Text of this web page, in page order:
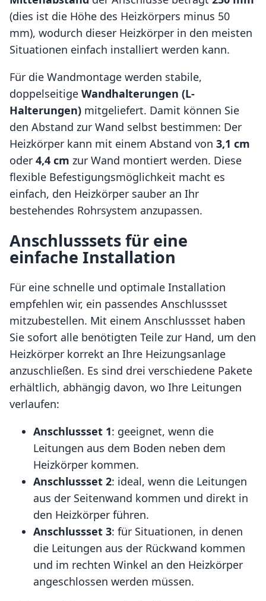
(dies ist die Höhe des Heizkörpers minus 50
mm), wodurch dieser Heizkörper in den meisten
Situationen einfach installiert werden kann.
Für die Wandmontage werden stabile,
doppelseitige Wandhalterungen (L-
Halterungen) mitgeliefert. Damit können Sie
den Abstand zur Wand selbst bestimmen: Der
Heizkörper kann mit einem Abstand von 3,1 cm
oder 4,4 cm zur Wand montiert werden. Diese
flexible Befestigungsmöglichkeit macht es
einfach, den Heizkörper sauber an Ihr
bestehendes Rohrsystem anzupassen.
Anschlusssets für eine
einfache Installation
Für eine schnelle und optimale Installation
empfehlen wir, ein passendes Anschlussset
mitzubestellen. Mit einem Anschlussset haben
Sie sofort alle benötigten Teile zur Hand, um den
Heizkörper korrekt an Ihre Heizungsanlage
anzuschließen. Es sind drei verschiedene Pakete
erhältlich, abhängig davon, wo Ihre Leitungen
verlaufen:
Anschlussset 1: geeignet, wenn die
Leitungen aus dem Boden neben dem
Heizkörper kommen.
Anschlussset 2: ideal, wenn die Leitungen
aus der Seitenwand kommen und direkt in
den Heizkörper führen.
Anschlussset 3: für Situationen, in denen
die Leitungen aus der Rückwand kommen
und im rechten Winkel an den Heizkörper
angeschlossen werden müssen.